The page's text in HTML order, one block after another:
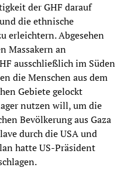
der GHF darauf
die ethnische
erleichtern. Abgesehen
Massakern an
ausschließlich im Süden
die Menschen aus dem
Gebiete gelockt
nutzen will, um die
Bevölkerung aus Gaza
durch die USA und
hatte US-Präsident